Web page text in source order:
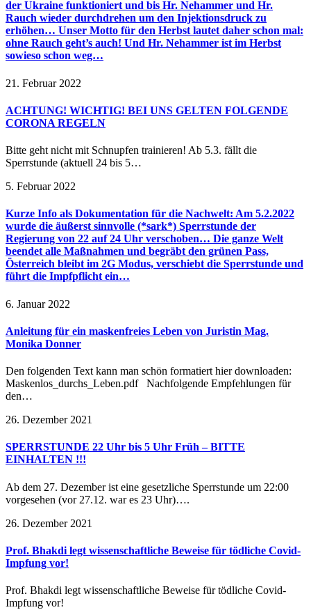
der Ukraine funktioniert und bis Hr. Nehammer und Hr.
Rauch wieder durchdrehen um den Injektionsdruck zu
erhöhen… Unser Motto für den Herbst lautet daher schon mal:
ohne Rauch geht’s auch! Und Hr. Nehammer ist im Herbst
sowieso schon weg…
21. Februar 2022
ACHTUNG! WICHTIG! BEI UNS GELTEN FOLGENDE
CORONA REGELN
Bitte geht nicht mit Schnupfen trainieren! Ab 5.3. fällt die
Sperrstunde (aktuell 24 bis 5…
5. Februar 2022
Kurze Info als Dokumentation für die Nachwelt: Am 5.2.2022
wurde die äußerst sinnvolle (*sark*) Sperrstunde der
Regierung von 22 auf 24 Uhr verschoben… Die ganze Welt
beendet alle Maßnahmen und begräbt den grünen Pass,
Österreich bleibt im 2G Modus, verschiebt die Sperrstunde und
führt die Impfpflicht ein…
6. Januar 2022
Anleitung für ein maskenfreies Leben von Juristin Mag.
Monika Donner
Den folgenden Text kann man schön formatiert hier downloaden:
Maskenlos_durchs_Leben.pdf Nachfolgende Empfehlungen für
den…
26. Dezember 2021
SPERRSTUNDE 22 Uhr bis 5 Uhr Früh – BITTE
EINHALTEN !!!
Ab dem 27. Dezember ist eine gesetzliche Sperrstunde um 22:00
vorgesehen (vor 27.12. war es 23 Uhr)….
26. Dezember 2021
Prof. Bhakdi legt wissenschaftliche Beweise für tödliche Covid-
Impfung vor!
Prof. Bhakdi legt wissenschaftliche Beweise für tödliche Covid-
Impfung vor!